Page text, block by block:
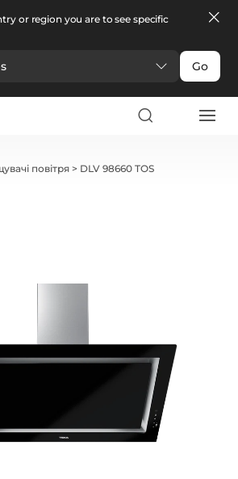
or region you are to see specific
Go
повітря > DLV 98660 TOS